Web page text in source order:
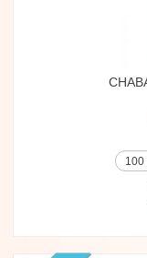
100